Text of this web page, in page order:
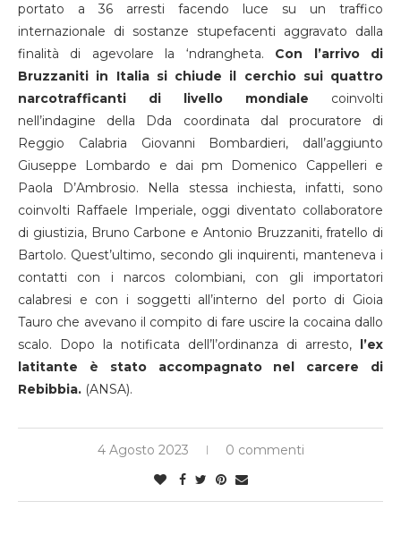
portato a 36 arresti facendo luce su un traffico
internazionale di sostanze stupefacenti aggravato dalla
finalità di agevolare la ‘ndrangheta. Con l’arrivo di
Bruzzaniti in Italia si chiude il cerchio sui quattro
narcotrafficanti di livello mondiale coinvolti
nell’indagine della Dda coordinata dal procuratore di
Reggio Calabria Giovanni Bombardieri, dall’aggiunto
Giuseppe Lombardo e dai pm Domenico Cappelleri e
Paola D’Ambrosio. Nella stessa inchiesta, infatti, sono
coinvolti Raffaele Imperiale, oggi diventato collaboratore
di giustizia, Bruno Carbone e Antonio Bruzzaniti, fratello di
Bartolo. Quest’ultimo, secondo gli inquirenti, manteneva i
contatti con i narcos colombiani, con gli importatori
calabresi e con i soggetti all’interno del porto di Gioia
Tauro che avevano il compito di fare uscire la cocaina dallo
scalo. Dopo la notificata dell’l’ordinanza di arresto, l’ex
latitante è stato accompagnato nel carcere di
Rebibbia. (ANSA).
4 Agosto 2023 0 commenti